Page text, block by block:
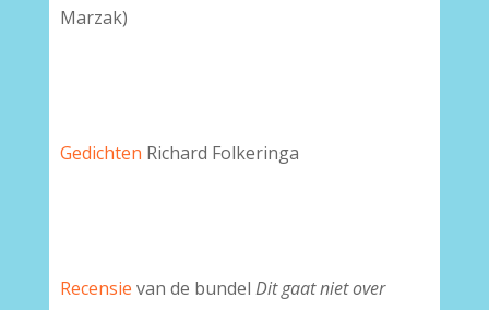
Marzak)
Gedichten Richard Folkeringa
Recensie van de bundel Dit gaat niet over